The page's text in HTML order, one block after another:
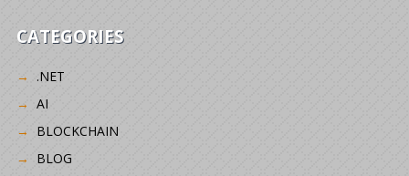
CATEGORIES
.NET
AI
BLOCKCHAIN
BLOG